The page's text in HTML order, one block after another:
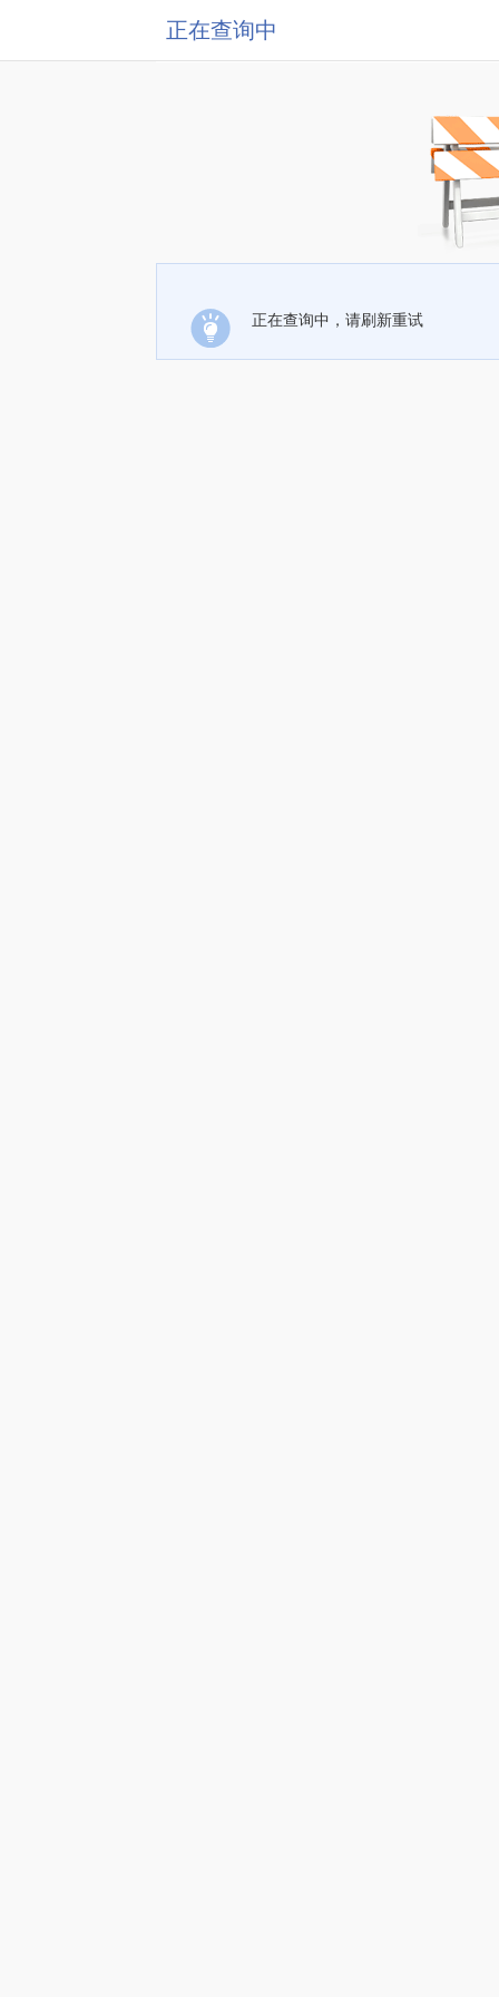
正在查询中
正在查询中，请刷新重试